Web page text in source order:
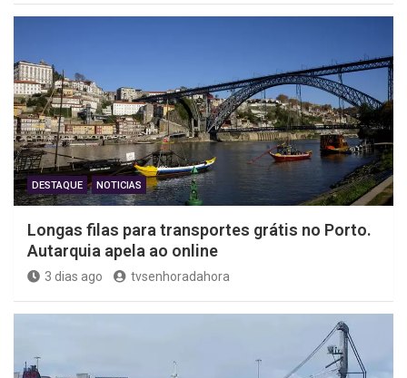
DESTAQUE NOTICIAS
Longas filas para transportes grátis no Porto.
Autarquia apela ao online
3 dias ago tvsenhoradahora